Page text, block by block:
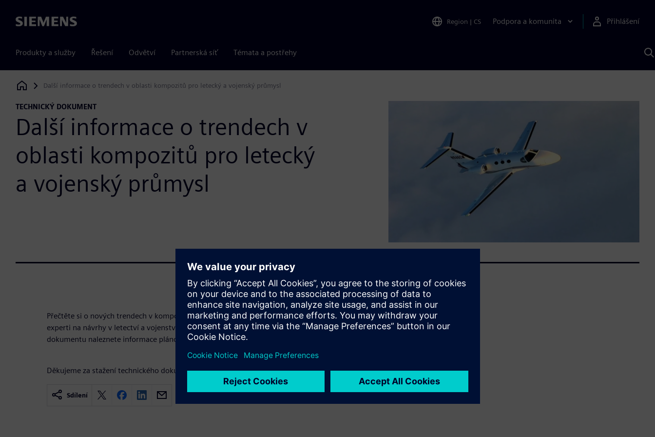
Siemens Region | CS Podpora a komunita Přihlášení
Produkty a služby Řešení Odvětví Partnerská síť Témata a postřehy
Siemens Digital Industries Software
Další informace o trendech v oblasti kompozitů pro letecký a vojenský průmysl
TECHNICKÝ DOKUMENT
Další informace o trendech v
oblasti kompozitů pro letecký
a vojenský průmysl
Přečtěte si o nových trendech v kompozitních materiálech, které považují
experti na návrhy v letectví a vojenství za nejdůležitější. V tomto technickém
dokumentu naleznete informace plánování a realizování výroby.
Děkujeme za stažení technického dokumentu!
Sdílení